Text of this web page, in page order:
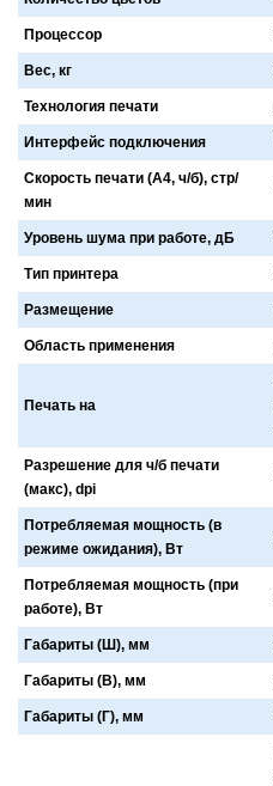
Процессор
Вес, кг
Технология печати
Интерфейс подключения
Скорость печати (А4, ч/б), стр/
мин
Уровень шума при работе, дБ
Тип принтера
Размещение
Область применения
Печать на
Разрешение для ч/б печати
(макс), dpi
Потребляемая мощность (в
режиме ожидания), Вт
Потребляемая мощность (при
работе), Вт
Габариты (Ш), мм
Габариты (В), мм
Габариты (Г), мм